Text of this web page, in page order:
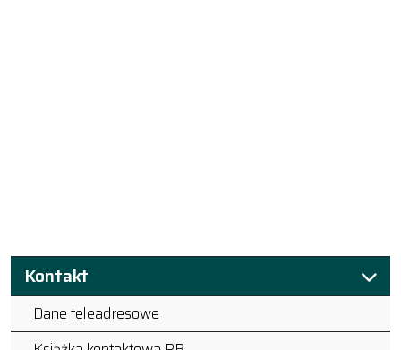
Kontakt
Dane teleadresowe